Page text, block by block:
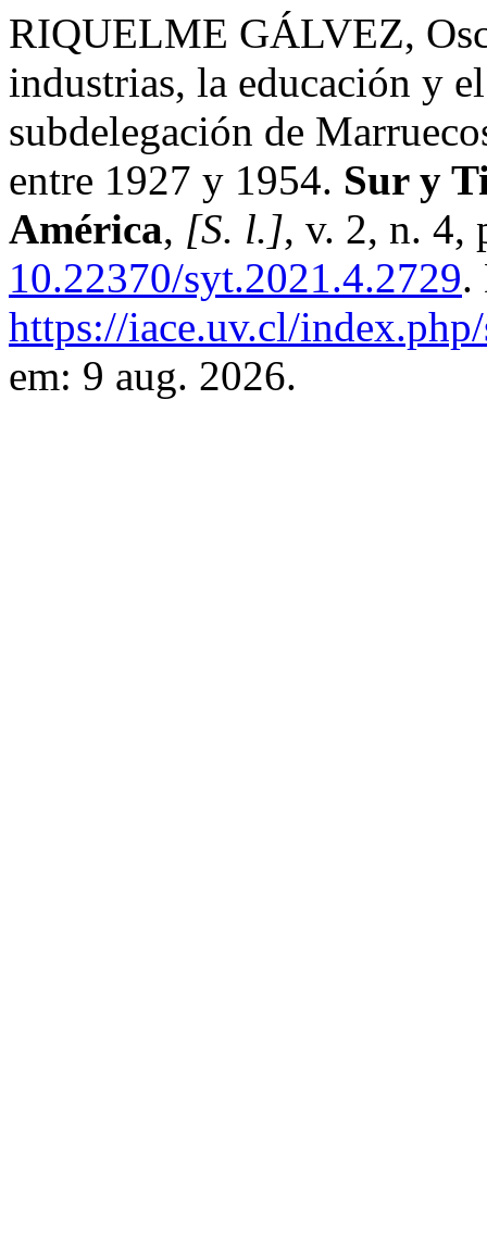
RIQUELME GÁLVEZ,
industrias, la educación y
subdelegación de
entre 1927 y 1954. Sur y
América, [S. l.], v. 2, n. 4,
10.22370/syt.2021.4.2729.
https://iace.uv.cl/
em: 9 aug. 2026.